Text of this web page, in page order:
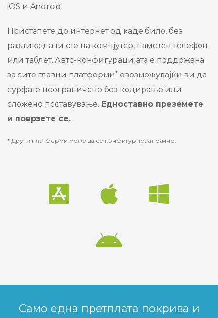
iOS и Android.
Пристапете до интернет од каде било, без
разлика дали сте на компјутер, паметен телефон
или таблет. Авто-конфигурацијата е поддржана
за сите главни платформи* овозможувајќи ви да
сурфате неограничено без кодирање или
сложено поставување. Едноставно преземете
и поврзете се.
* Други платформи може да се конфигурираат рачно.
Само една претплата покрива и